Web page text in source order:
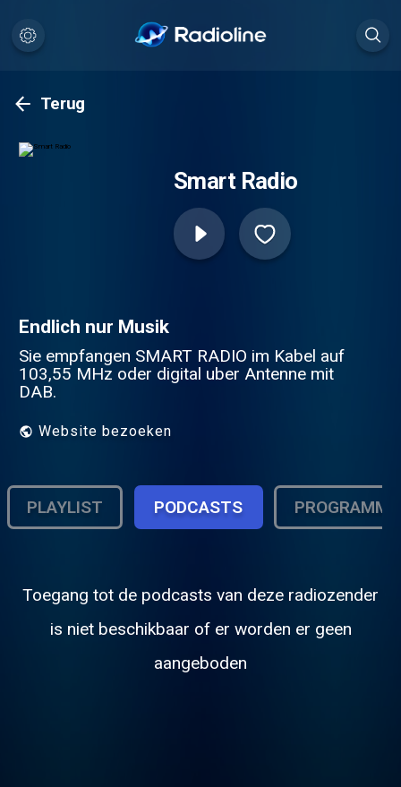
Terug
Smart Radio
Endlich nur Musik
Sie empfangen SMART RADIO im Kabel auf
103,55 MHz oder digital uber Antenne mit
DAB.
Website bezoeken
PLAYLIST PODCASTS PROGRAMMA
Toegang tot de podcasts van deze radiozender
is niet beschikbaar of er worden er geen
aangeboden